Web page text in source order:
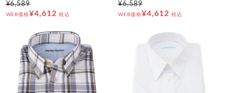
¥6,589
WEB価格¥4,612 税込
¥6,589
WEB価格¥4,612 税込